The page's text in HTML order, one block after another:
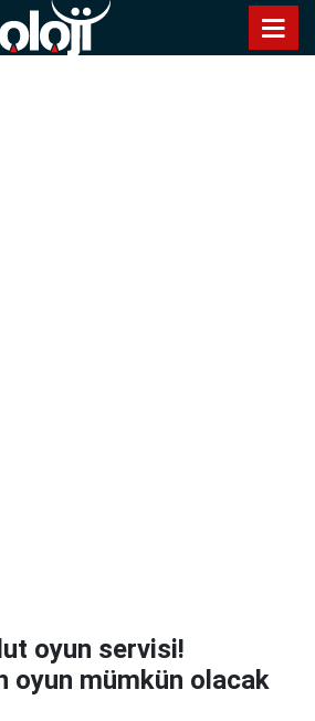
oyun servisi!
oyun mümkün olacak